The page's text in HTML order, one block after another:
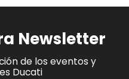
Newsletter
de los eventos y
Ducati